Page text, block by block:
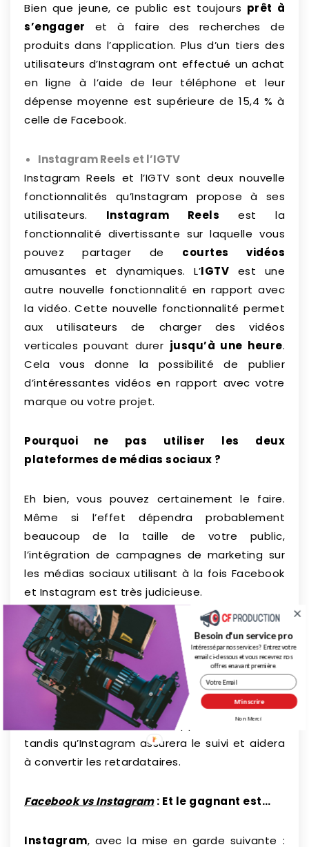
Bien que jeune, ce public est toujours prêt à
s’engager et à faire des recherches de
produits dans l’application. Plus d’un tiers des
utilisateurs d’Instagram ont effectué un achat
en ligne à l’aide de leur téléphone et leur
dépense moyenne est supérieure de 15,4 % à
celle de Facebook.
Instagram Reels et l’IGTV
Instagram Reels et l’IGTV sont deux nouvelle
fonctionnalités qu’Instagram propose à ses
utilisateurs. Instagram Reels est la
fonctionnalité divertissante sur laquelle vous
pouvez partager de courtes vidéos
amusantes et dynamiques. L’IGTV est une
autre nouvelle fonctionnalité en rapport avec
la vidéo. Cette nouvelle fonctionnalité permet
aux utilisateurs de charger des vidéos
verticales pouvant durer jusqu’à une heure.
Cela vous donne la possibilité de publier
d’intéressantes vidéos en rapport avec votre
marque ou votre projet.
Pourquoi ne pas utiliser les deux
plateformes de médias sociaux ?
Eh bien, vous pouvez certainement le faire.
Même si l’effet dépendra probablement
beaucoup de la taille de votre public,
l’intégration de campagnes de marketing sur
les médias sociaux utilisant à la fois Facebook
et Instagram est très judicieuse.
En ce qui consiste les publicité, une façon de
procéder serait de commencer par une
campagne publicitaire sur Facebook. Ensuite,
vous pouvez faire une promotion sur Instagram
en ciblant la partie de votre public qui n’a pas
converti. Facebook vous apportera le trafic
tandis qu’Instagram assurera le suivi et aidera
à convertir les retardataires.
Facebook vs Instagram: Et le gagnant est…
Instagram, avec la mise en garde suivante :
M'inscrire
Besoin d'un service pro
Intéressé par nos services ? Entrez votre
email ci-dessous et vous recevrez nos
offres en avant première.
Non Merci